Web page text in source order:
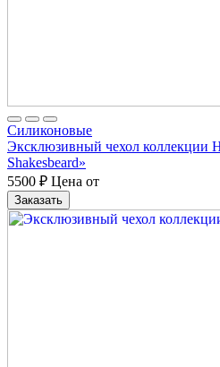
Cиликоновые
Эксклюзивный чехол коллекции
Shakesbeard»
5500 ₽ Цена от
Заказать